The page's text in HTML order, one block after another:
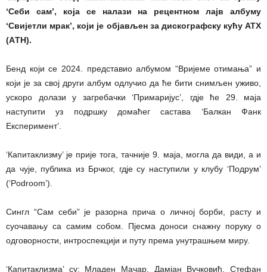
‘Себи сам’, која се налази на рецентном лajв албуму
‘Свијетли мрак’, који је објављен за дискографску кућу АТХ
(АTH).
Бенд који се 2024. представио албумом “Вријеме отимања” и
који је за свој други албум одлучио да ће бити снимљен уживо,
ускоро долази у загребачки ‘Примаријус’, гдје ће 29. маја
наступити уз подршку домаћег састава ‘Балкан Фанк
Експеримент’.
‘Капитаклизму’ је прије тога, тaчније 9. маја, могла да види, а и
да чује, публика из Брчког, гдје су наступили у клубу ‘Подрум’
(‘Podroom’).
Сингл “Сам себи” је разорна прича о личној борби, расту и
суочавању са самим собом. Пјесма доноси снажну поруку о
одговорности, интроспекцији и путу према унутрашњем миру.
‘Капитаклизма’ су: Младен Мачар, Дамјан Вучковић, Стефан